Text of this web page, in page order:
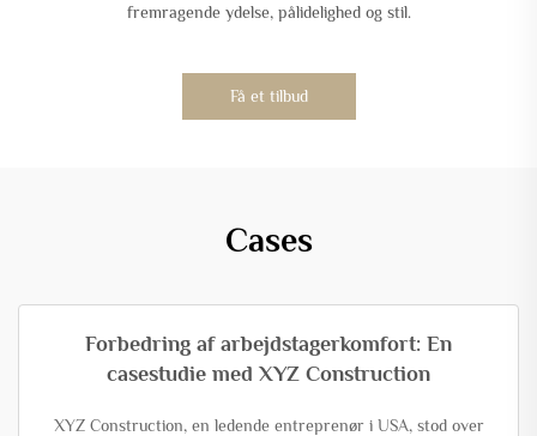
fremragende ydelse, pålidelighed og stil.
Få et tilbud
Cases
Forbedring af arbejdstagerkomfort: En
casestudie med XYZ Construction
XYZ Construction, en ledende entreprenør i USA, stod over